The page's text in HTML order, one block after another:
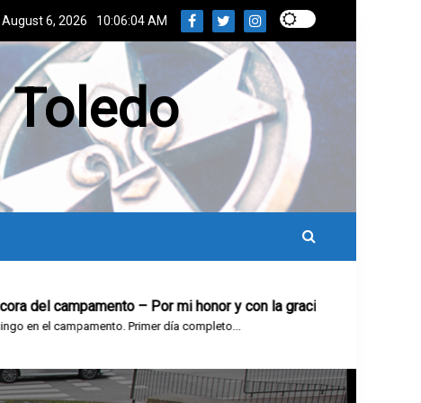
August 6, 2026 10:06:05 AM
Toledo
– Por mi honor y con la gracia de Dios, prometo…
Primer día completo...